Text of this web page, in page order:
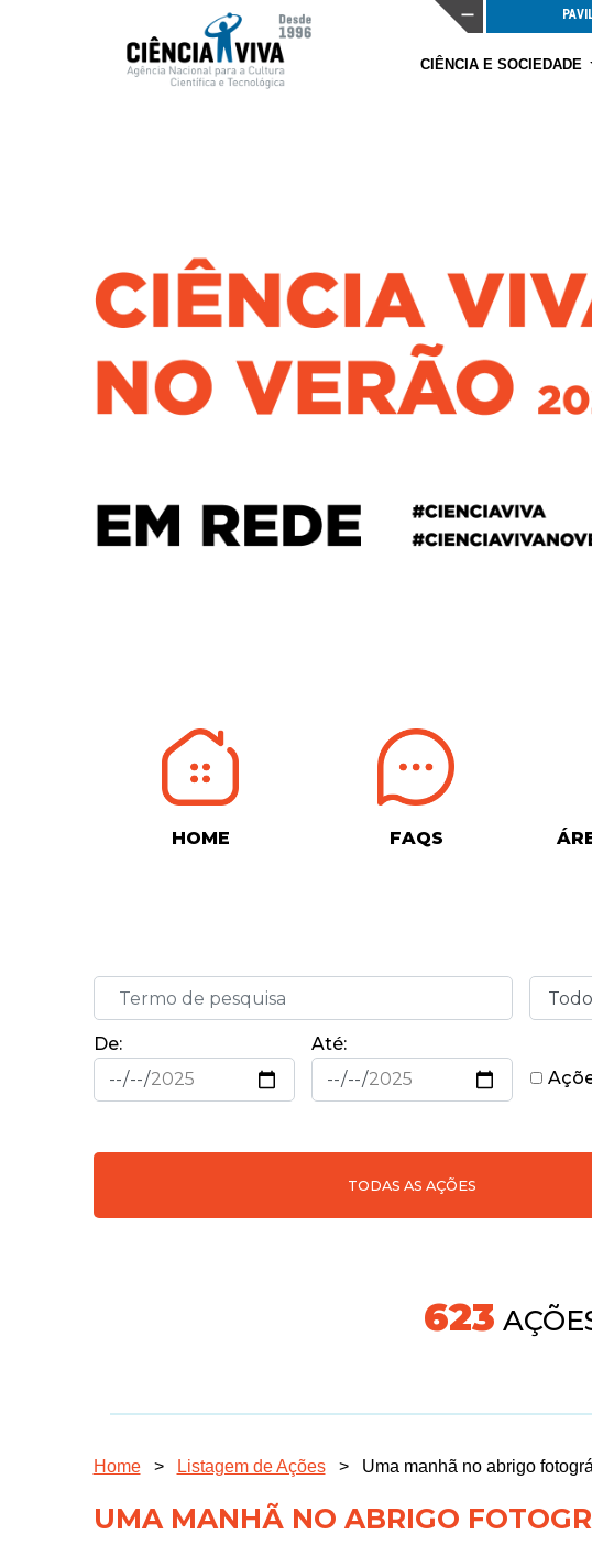
CIÊNCIA E SOCIEDADE
HOME FAQS
De:
Até:
TODAS AS AÇÕES
718
Home > Listagem de Ações > Uma manhã no abrigo
UMA MANHÃ NO ABRIGO